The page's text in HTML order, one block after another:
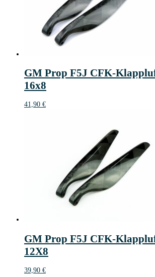
GM Prop F5J CFK-
16x8
41,90 €
GM Prop F5J CFK-
12X8
39,90 €